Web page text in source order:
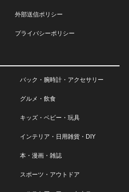
外部送信ポリシー
プライバシーポリシー
バック・腕時計・アクセサリー
グルメ・飲食
キッズ・ベビー・玩具
インテリア・日用雑貨・DIY
本・漫画・雑誌
スポーツ・アウトドア